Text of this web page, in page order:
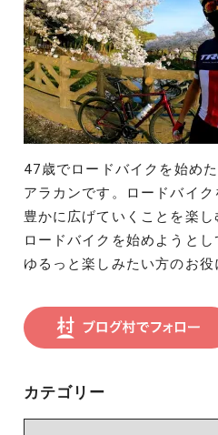
47歳でロードバイクを始め
アラカンです。ロードバイ
豊かに広げていくことを楽
ロードバイクを始めようと
ゆるっと楽しみたい方のお役
カテゴリー